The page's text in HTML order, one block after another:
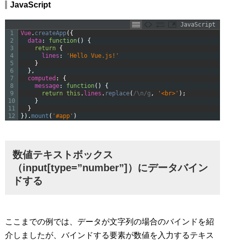
JavaScript
JavaScript
1
2
3
4
5
6
7
8
9
10
11
12
Vue. createApp( {
data: function ( )
{
return
{
lines :
'Hello Vue.js!'
}
} ,
computed :
{
message: function ( )
{
return this . lines . replace( /\n/g , '<br>' ) ;
}
}
} ) .mount ( '#app' )
数値テキストボックス
（input[type=”number”]）にデータバイン
ドする
ここまでの例では、データが文字列の場合のバインドを紹
介しましたが、バインドする要素が数値を入力するテキス